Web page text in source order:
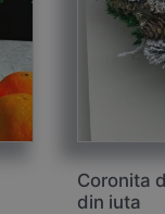
Coronita
din iuta